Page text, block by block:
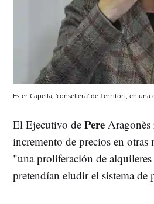
Ester Capella, 'consellera' de Territori, en una
El Ejecutivo de Pere
incremento de precios en
"una proliferación de
pretendían eludir el sistema de